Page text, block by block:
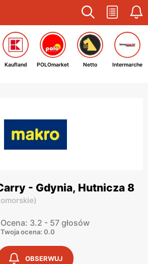
Kaufland POLOmarket Netto Intermarche
- Gdynia, Hutnicza 8
)
Ocena: 3.2 - 57 głosów
Twoja ocena: 0.0
OBSERWUJ